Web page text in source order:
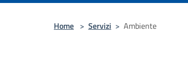
Home > Servizi > Ambiente